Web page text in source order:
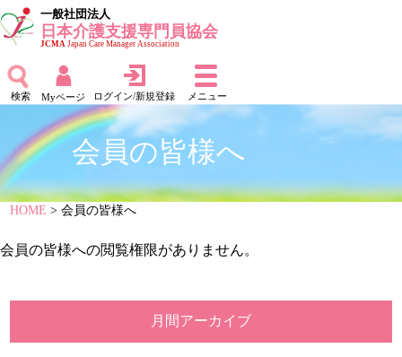
一般社団法人
日本介護支援専門員協会
JCMAJapan Care Manager Association
検索 Myページ ログイン/新規登録 メニュー
会員の皆様へ
HOME > 会員の皆様へ
会員の皆様への閲覧権限がありません。
月間アーカイブ